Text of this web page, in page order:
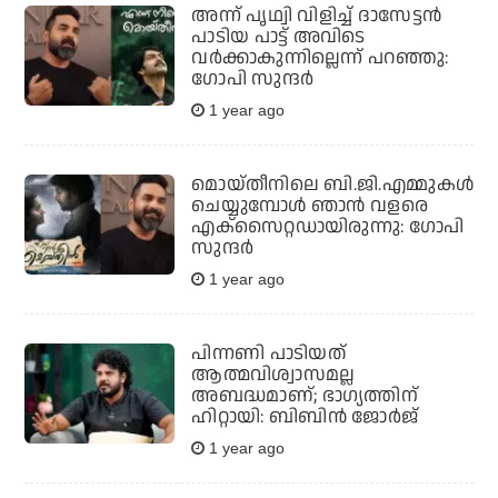
അന്ന് പൃഥ്വി വിളിച്ച് ദാസേട്ടന്‍
പാടിയ പാട്ട് അവിടെ
വര്‍ക്കാകുന്നില്ലെന്ന് പറഞ്ഞു:
ഗോപി സുന്ദര്‍
1 year ago
മൊയ്തീനിലെ ബി.ജി.എമ്മുകള്‍
ചെയ്യുമ്പോള്‍ ഞാന്‍ വളരെ
എക്‌സൈറ്റഡായിരുന്നു: ഗോപി
സുന്ദര്‍
1 year ago
പിന്നണി പാടിയത്
ആത്മവിശ്വാസമല്ല
അബദ്ധമാണ്; ഭാഗ്യത്തിന്
ഹിറ്റായി: ബിബിൻ ജോർജ്
1 year ago